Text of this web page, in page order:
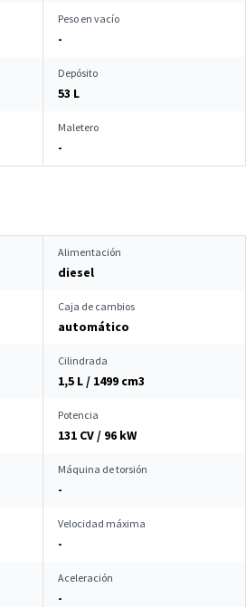
Peso en vacío
-
Depósito
53 L
Maletero
-
Alimentación
diesel
Caja de cambios
automático
Cilindrada
1,5 L / 1499 cm3
Potencia
131 CV / 96 kW
Máquina de torsión
-
Velocidad máxima
-
Aceleración
-